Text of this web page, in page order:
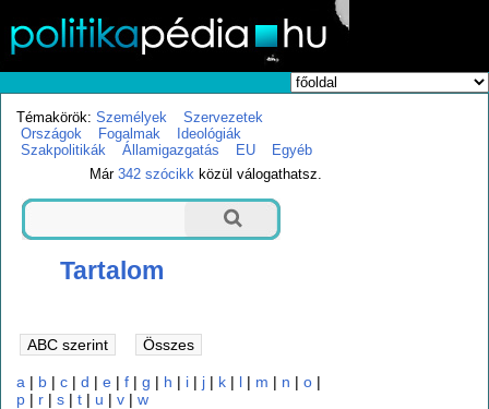
Témakörök: Személyek
Szervezetek
Országok
Fogalmak
Ideológiák
Szakpolitikák
Államigazgatás EU
Egyéb
Már342 szócikk közül válogathatsz.
Tartalom
a | b |c |d |e |f |g | h | i | j | k | l | m | n |o |
p | r |s |t | u |v |w